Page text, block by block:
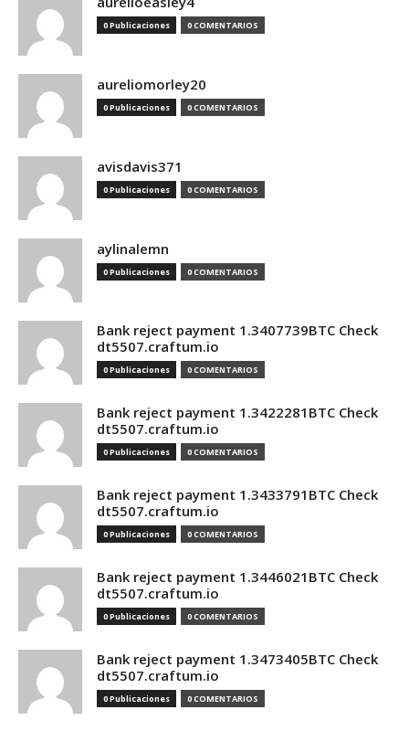
0 Publicaciones 0 COMENTARIOS
aureliomorley20
0 Publicaciones 0 COMENTARIOS
avisdavis371
0 Publicaciones 0 COMENTARIOS
aylinalemn
0 Publicaciones 0 COMENTARIOS
Bank reject payment 1.3407739BTC Check
dt5507.craftum.io
0 Publicaciones 0 COMENTARIOS
Bank reject payment 1.3422281BTC Check
dt5507.craftum.io
0 Publicaciones 0 COMENTARIOS
Bank reject payment 1.3433791BTC Check
dt5507.craftum.io
0 Publicaciones 0 COMENTARIOS
Bank reject payment 1.3446021BTC Check
dt5507.craftum.io
0 Publicaciones 0 COMENTARIOS
Bank reject payment 1.3473405BTC Check
dt5507.craftum.io
0 Publicaciones 0 COMENTARIOS